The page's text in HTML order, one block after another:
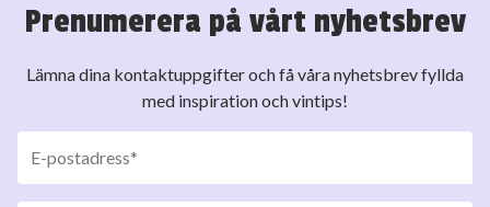
Prenumerera på vårt nyhetsbrev
Lämna dina kontaktuppgifter och få våra nyhetsbrev fyllda
med inspiration och vintips!